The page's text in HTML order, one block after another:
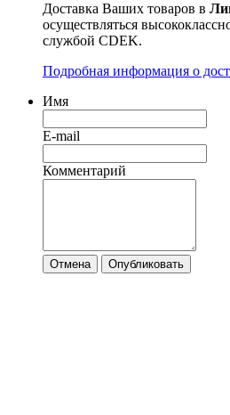
Доставка Ваших товаров в
осуществляться
службой CDEK.
Подробная информация о
Имя
E-mail
Комментарий
Отмена Опубликовать